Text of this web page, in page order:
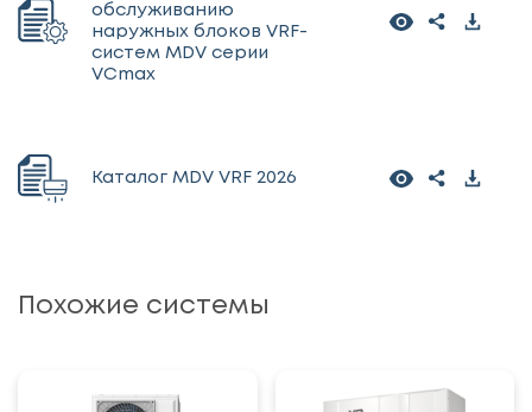
обслуживанию
наружных блоков VRF-
систем MDV серии
VCmax
Каталог MDV VRF 2026
Похожие системы